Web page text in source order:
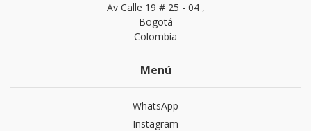
Av Calle 19 # 25 - 04 ,
Bogotá
Colombia
Menú
WhatsApp
Instagram